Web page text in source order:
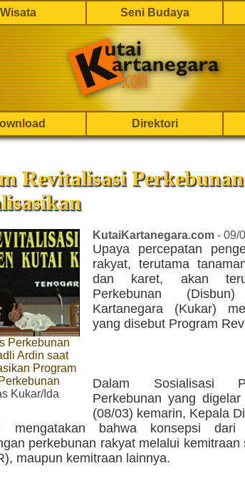
Wisata Seni Budaya
Direktori
Revitalisasi Perkebunan
Perkebunan
Ardin saat
Program
Kukar/Ida
KutaiKartanegara.com - 09/
Upaya percepatan
rakyat, terutama
dan karet, akan
Perkebunan
Kartanegara (Kukar)
yang disebut Program
Dalam Sosialisasi
Perkebunan yang
(08/03) kemarin, Kepala
mengatakan bahwa konsepsi
perkebunan rakyat melalui
maupun kemitraan lainnya.